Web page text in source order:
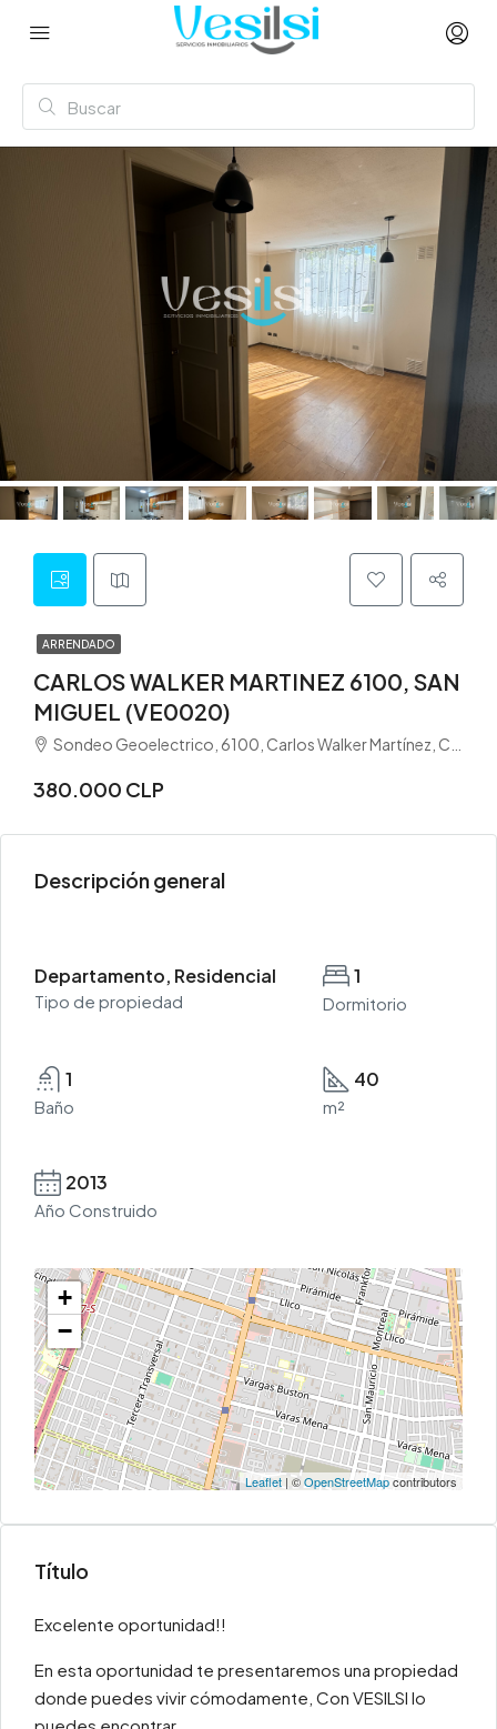
ARRENDADO
CARLOS WALKER MARTINEZ 6100, SAN
MIGUEL (VE0020)
Sondeo Geoelectrico, 6100, Carlos Walker Martínez, Carmen Mena, San Miguel, Provincia de Santiago, Región Metropolitana de Santiago, 8920099, Chile
380.000 CLP
Descripción general
Departamento, Residencial
Tipo de propiedad
1
Dormitorio
1
Baño
40
m²
2013
Año Construido
+
−
Leaflet | ©OpenStreetMapcontributors
Título
Excelente oportunidad!!
En esta oportunidad te presentaremos una propiedad
donde puedes vivir cómodamente, Con VESILSI lo